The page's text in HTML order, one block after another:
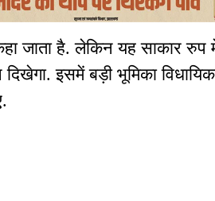
जाता है. लेकिन यह साकार रुप
इसमें बड़ी भूमिका